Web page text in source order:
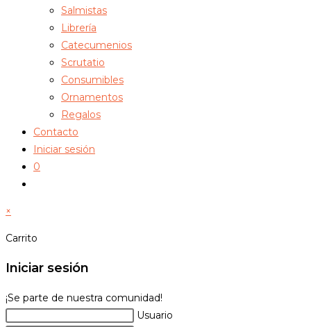
Salmistas
Librería
Catecumenios
Scrutatio
Consumibles
Ornamentos
Regalos
Contacto
Iniciar sesión
0
la
×
Carrito
Iniciar sesión
¡Se parte de nuestra comunidad!
Usuario